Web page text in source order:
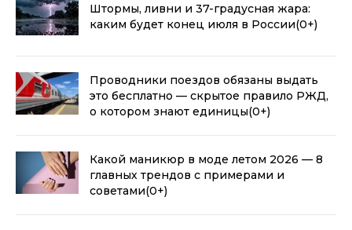
Штормы, ливни и 37-градусная жара:
каким будет конец июля в России(0+)
Проводники поездов обязаны выдать
это бесплатно — скрытое правило РЖД,
о котором знают единицы(0+)
Какой маникюр в моде летом 2026 — 8
главных трендов с примерами и
советами(0+)